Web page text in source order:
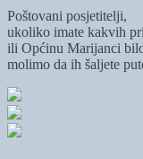
Poštovani posjetitelji,
ukoliko imate kakvih
ili Općinu Marijanci
molimo da ih šaljete